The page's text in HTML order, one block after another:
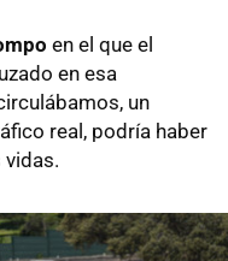
en el que el
en esa
un
real, podría haber